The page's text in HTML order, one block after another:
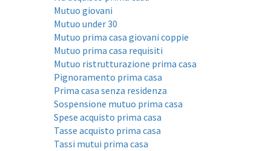
Mutuo giovani
Mutuo under 30
Mutuo prima casa giovani coppie
Mutuo prima casa requisiti
Mutuo ristrutturazione prima casa
Pignoramento prima casa
Prima casa senza residenza
Sospensione mutuo prima casa
Spese acquisto prima casa
Tasse acquisto prima casa
Tassi mutui prima casa